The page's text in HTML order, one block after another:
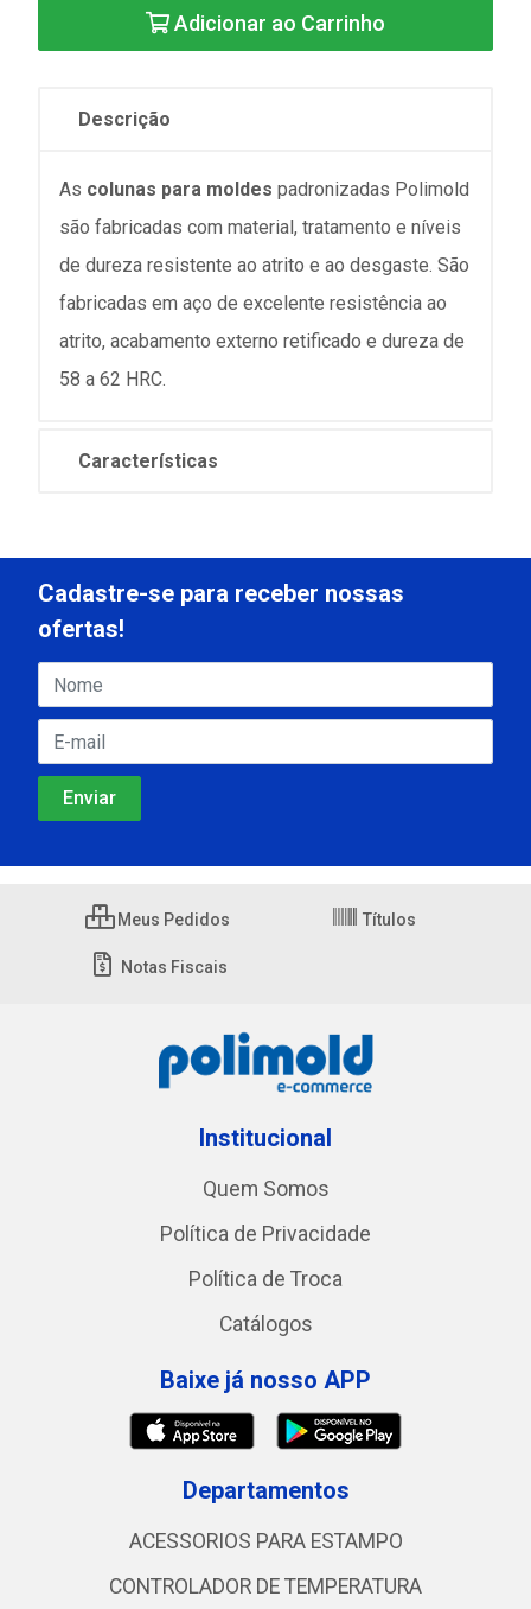
Adicionar ao Carrinho
Descrição
As colunas para moldes padronizadas Polimold
são fabricadas com material, tratamento e níveis
de dureza resistente ao atrito e ao desgaste. São
fabricadas em aço de excelente resistência ao
atrito, acabamento externo retificado e dureza de
58 a 62 HRC.
Características
Cadastre-se para receber nossas
ofertas!
Meus Pedidos Títulos
Notas Fiscais
Institucional
Quem Somos
Política de Privacidade
Política de Troca
Catálogos
Baixe já nosso APP
Departamentos
ACESSORIOS PARA ESTAMPO
CONTROLADOR DE TEMPERATURA